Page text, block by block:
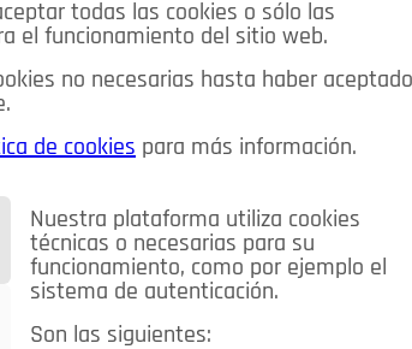
OPINIÓN IN SALUD 🔴 EN DIRECTO
todas las cookies o sólo las
el funcionamiento del sitio web.
no necesarias hasta haber aceptado
de cookies para más información.
Nuestra plataforma utiliza cookies
técnicas o necesarias para su
funcionamiento, como por ejemplo el
sistema de autenticación.
Son las siguientes: